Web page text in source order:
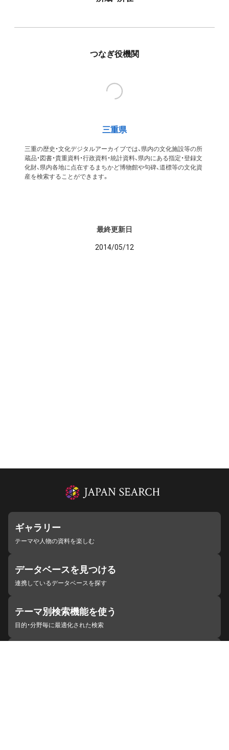
つなぎ役機関
三重県
三重の歴史・文化デジタルアーカイブでは、県内の文化施設等の所
蔵品・図書・貴重資料・行政資料・統計資料、県内にある指定・登録文
化財、県内各地に点在するまちかど博物館や句碑、道標等の文化資
産を検索することができます。
最終更新日
2014/05/12
ギャラリー
テーマや人物の資料を楽しむ
データベースを見つける
連携しているデータベースを探す
テーマ別検索機能を使う
目的・分野毎に最適化された検索